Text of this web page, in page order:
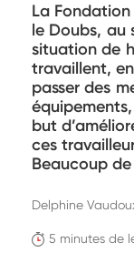
La
le Doubs, au
situation de
travaillent,
passer des
but
ces
Beaucoup
5 minutes de
Delphine